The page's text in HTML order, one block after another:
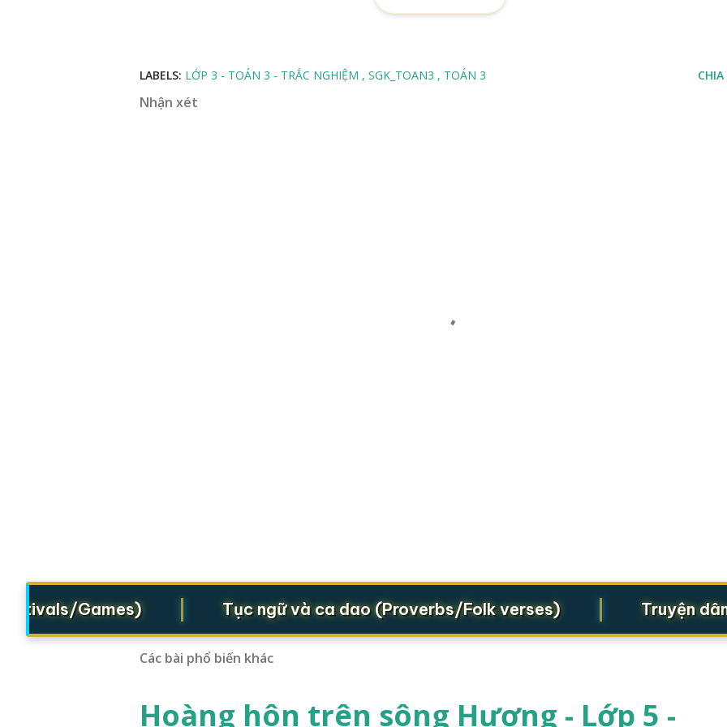
LABELS: LỚP 3 - TOÁN 3 - TRẮC NGHIỆM SGK_TOAN3 TOÁN 3 CHIA
Nhận xét
Games) Tục ngữ và ca dao (Proverbs/Folk verses) Truyện dân
Các bài phổ biến khác
Hoàng hôn trên sông Hương - Lớp 5 -